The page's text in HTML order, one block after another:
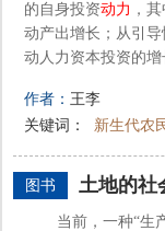
的自身投资动力 ，
动产出增长；从引
动人力资本投资的
作者： 王李
关键词：
新生代农
图书 土地的社
当前，一种“生